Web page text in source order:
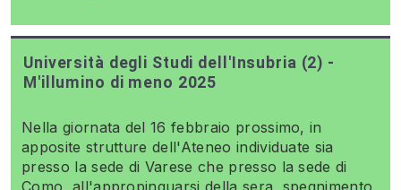
Università degli Studi dell'Insubria (2) -
M'illumino di meno 2025
Nella giornata del 16 febbraio prossimo, in
apposite strutture dell'Ateneo individuate sia
presso la sede di Varese che presso la sede di
Como, all'appropinquarsi della sera, spegnimento